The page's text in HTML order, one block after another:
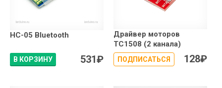
HC-05 Bluetooth
В КОРЗИНУ 531₽
Драйвер моторов
TC1508 (2 канала)
ПОДПИСАТЬСЯ 128₽